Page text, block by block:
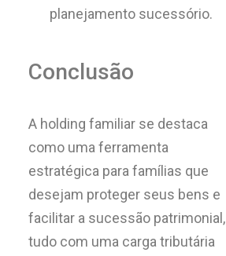
planejamento sucessório.
Conclusão
A holding familiar se destaca
como uma ferramenta
estratégica para famílias que
desejam proteger seus bens e
facilitar a sucessão patrimonial,
tudo com uma carga tributária